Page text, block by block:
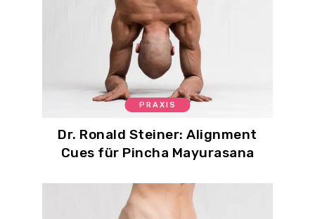
PRAXIS
Dr. Ronald Steiner: Alignment
Cues für Pincha Mayurasana